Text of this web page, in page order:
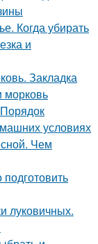
Когда убирать
и
Закладка
морковь
условиях
Чем
луковичных.